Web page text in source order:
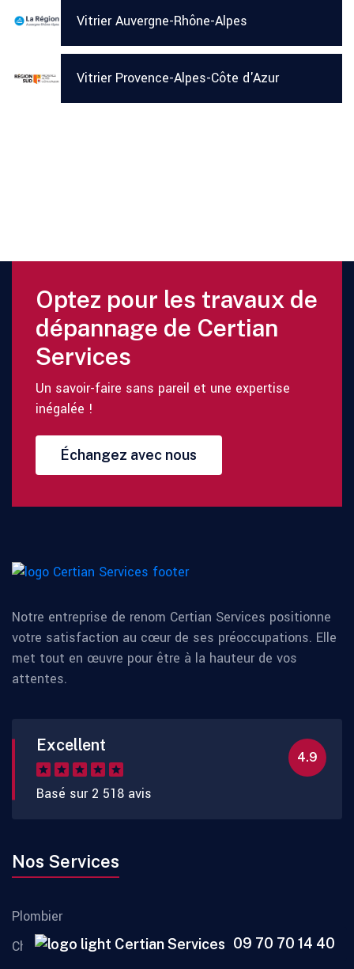
Vitrier Auvergne-Rhône-Alpes
Vitrier Provence-Alpes-Côte d'Azur
Optez pour les travaux de
dépannage de Certian
Services
Un savoir-faire sans pareil et une expertise
inégalée !
Échangez avec nous
Notre entreprise de renom Certian Services positionne
votre satisfaction au cœur de ses préoccupations. Elle
met tout en œuvre pour être à la hauteur de vos
attentes.
Excellent
Basé sur 2 518 avis
4.9
Nos Services
Plombier
Chauffagiste
09 70 70 14 40